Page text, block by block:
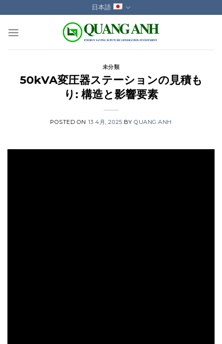
to
content
日本語
未分類
50kVA変圧器ステーションの見積も
り: 構造と影響要素
POSTED ON 13 4月, 2025 BY QUANG ANH